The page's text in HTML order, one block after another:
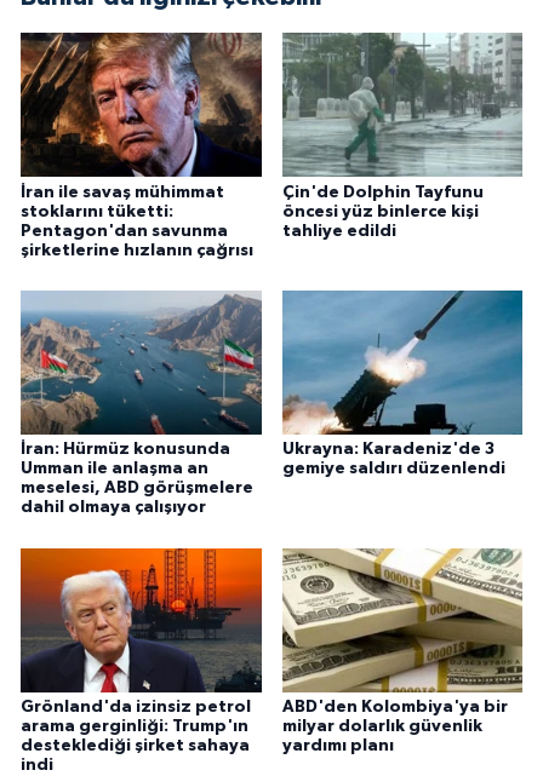
İran ile savaş mühimmat
stoklarını tüketti:
Pentagon'dan savunma
şirketlerine hızlanın çağrısı
Çin'de Dolphin Tayfunu
öncesi yüz binlerce kişi
tahliye edildi
İran: Hürmüz konusunda
Umman ile anlaşma an
meselesi, ABD görüşmelere
dahil olmaya çalışıyor
Ukrayna: Karadeniz'de 3
gemiye saldırı düzenlendi
Grönland'da izinsiz petrol
arama gerginliği: Trump'ın
desteklediği şirket sahaya
indi
ABD'den Kolombiya'ya bir
milyar dolarlık güvenlik
yardımı planı